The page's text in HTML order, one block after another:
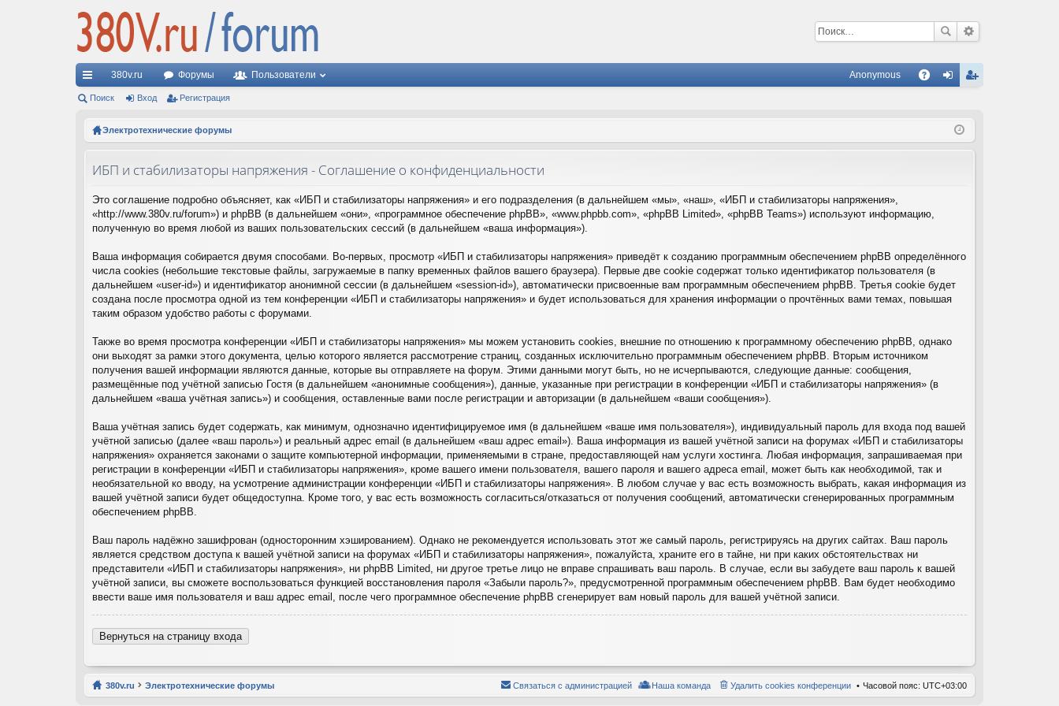
С
с
380v.ru Форумы Пользователи Anonymous
ис
Поиск Вход Регистрация
Электротехнические форумы
ИБП и стабилизаторы напряжения - Соглашение о конфиденциальности
Это соглашение подробно объясняет, как «ИБП и стабилизаторы напряжения» и его подразделения (в дальнейшем «мы», «наш», «ИБП и стабилизаторы напряжения»,
«http://www.380v.ru/forum») и phpBB (в дальнейшем «они», «программное обеспечение phpBB», «www.phpbb.com», «phpBB Limited», «phpBB Teams») используют информацию,
полученную во время любой из ваших пользовательских сессий (в дальнейшем «ваша информация»).
Ваша информация собирается двумя способами. Во-первых, просмотр «ИБП и стабилизаторы напряжения» приведёт к созданию программным обеспечением phpBB определённого
числа cookies (небольшие текстовые файлы, загружаемые в папку временных файлов вашего браузера). Первые две cookie содержат только идентификатор пользователя (в
дальнейшем «user-id») и идентификатор анонимной сессии (в дальнейшем «session-id»), автоматически присвоенные вам программным обеспечением phpBB. Третья cookie будет
создана после просмотра одной из тем конференции «ИБП и стабилизаторы напряжения» и будет использоваться для хранения информации о прочтённых вами темах, повышая
таким образом удобство работы с форумами.
Также во время просмотра конференции «ИБП и стабилизаторы напряжения» мы можем установить cookies, внешние по отношению к программному обеспечению phpBB, однако
они выходят за рамки этого документа, целью которого является рассмотрение страниц, созданных исключительно программным обеспечением phpBB. Вторым источником
получения вашей информации являются данные, которые вы отправляете на форум. Этими данными могут быть, но не исчерпываются, следующие данные: сообщения,
размещённые под учётной записью Гостя (в дальнейшем «анонимные сообщения»), данные, указанные при регистрации в конференции «ИБП и стабилизаторы напряжения» (в
дальнейшем «ваша учётная запись») и сообщения, оставленные вами после регистрации и авторизации (в дальнейшем «ваши сообщения»).
Ваша учётная запись будет содержать, как минимум, однозначно идентифицируемое имя (в дальнейшем «ваше имя пользователя»), индивидуальный пароль для входа под вашей
учётной записью (далее «ваш пароль») и реальный адрес email (в дальнейшем «ваш адрес email»). Ваша информация из вашей учётной записи на форумах «ИБП и стабилизаторы
напряжения» охраняется законами о защите компьютерной информации, применяемыми в стране, предоставляющей нам услуги хостинга. Любая информация, запрашиваемая при
регистрации в конференции «ИБП и стабилизаторы напряжения», кроме вашего имени пользователя, вашего пароля и вашего адреса email, может быть как необходимой, так и
необязательной ко вводу, на усмотрение администрации конференции «ИБП и стабилизаторы напряжения». В любом случае у вас есть возможность выбрать, какая информация из
вашей учётной записи будет общедоступна. Кроме того, у вас есть возможность согласиться/отказаться от получения сообщений, автоматически сгенерированных программным
обеспечением phpBB.
Ваш пароль надёжно зашифрован (односторонним хэшированием). Однако не рекомендуется использовать этот же самый пароль, регистрируясь на других сайтах. Ваш пароль
является средством доступа к вашей учётной записи на форумах «ИБП и стабилизаторы напряжения», пожалуйста, храните его в тайне, ни при каких обстоятельствах ни
представители «ИБП и стабилизаторы напряжения», ни phpBB Limited, ни другое третье лицо не вправе спрашивать ваш пароль. В случае, если вы забудете ваш пароль к вашей
учётной записи, вы сможете воспользоваться функцией восстановления пароля «Забыли пароль?», предусмотренной программным обеспечением phpBB. Вам будет необходимо
ввести ваше имя пользователя и ваш адрес email, после чего программное обеспечение phpBB сгенерирует вам новый пароль для вашей учётной записи.
Вернуться на страницу входа
380v.ru Электротехнические форумы Часовой пояс: UTC+03:00
Удалить cookies конференции
Наша команда
Связаться с администрацией